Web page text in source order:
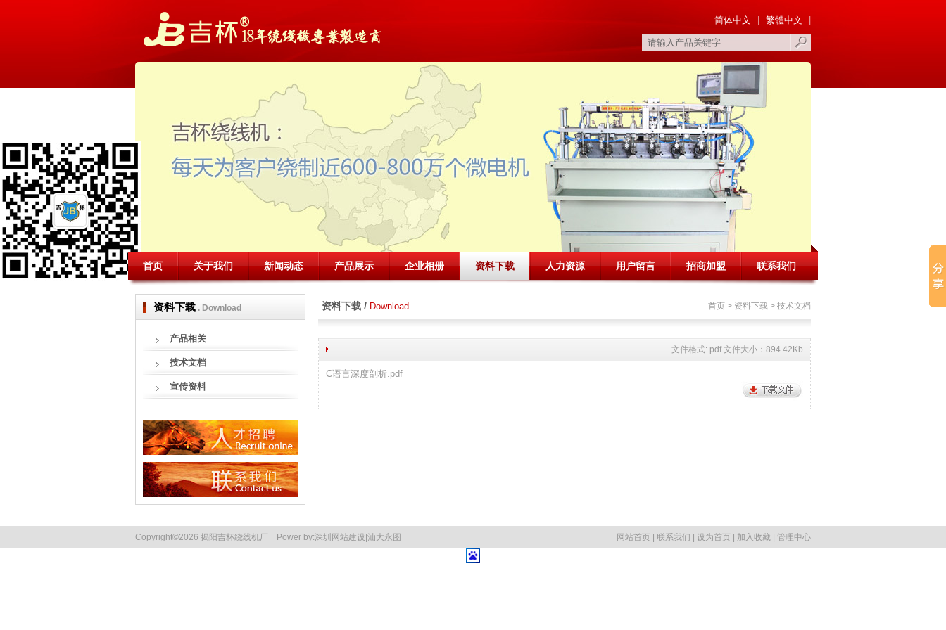
首页 关于我们 新闻动态 产品展示 企业相册 资料下载 人力资源 用户留言 招商加盟 联系我们
简体中文 繁體中文
资料下载 . Download
产品相关
技术文档
宣传资料
首页 > 资料下载 > 技术文档
资料下载 / Download
文件格式:.pdf 文件大小：894.42Kb
C语言深度剖析.pdf
网站首页 联系我们 设为首页 加入收藏 管理中心
Copyright©2026 揭阳吉杯绕线机厂 Power by:深圳网站建设 汕大永图